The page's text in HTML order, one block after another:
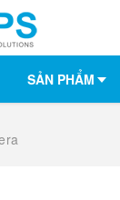
SẢN PHẨM